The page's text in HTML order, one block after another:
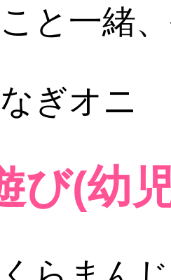
と一緒
ぎオニ
び(幼